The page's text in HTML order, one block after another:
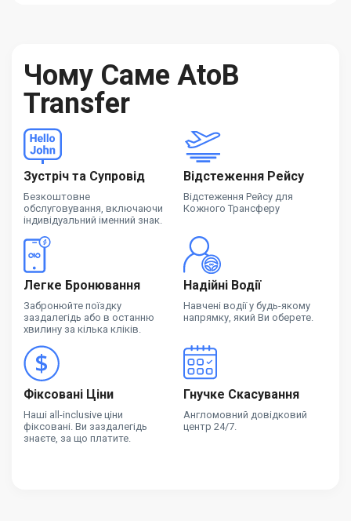
Чому Саме AtoB
Transfer
Зустріч та Супровід
Безкоштовне
обслуговування, включаючи
індивідуальний іменний знак.
Відстеження Рейсу
Відстеження Рейсу для
Кожного Трансферу
Легке Бронювання
Забронюйте поїздку
заздалегідь або в останню
хвилину за кілька кліків.
Надійні Водії
Навчені водії у будь-якому
напрямку, який Ви оберете.
Фіксовані Ціни
Наші all-inclusive ціни
фіксовані. Ви заздалегідь
знаєте, за що платите.
Гнучке Скасування
Англомовний довідковий
центр 24/7.